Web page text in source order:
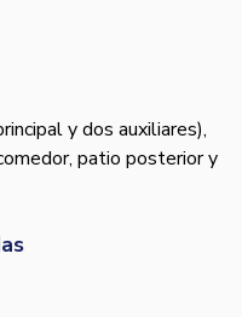
y dos auxiliares),
patio posterior y